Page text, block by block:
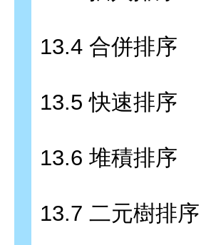
13.4 合併排序
13.5 快速排序
13.6 堆積排序
13.7 二元樹排序